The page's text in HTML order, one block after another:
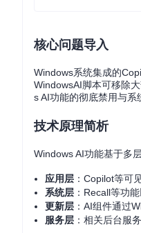
核心问题导入
Windows系统集成的
WindowsAI脚本可移除
s AI功能的彻底禁用与系
技术原理简析
Windows AI功能基于多
应用层 ：Copilot等可
系统层 ：Recall等功
更新层 ：AI组件通过
服务层 ：相关后台服